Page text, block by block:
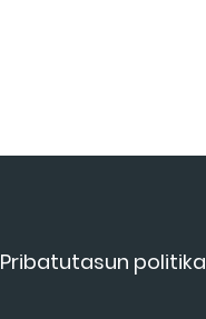
Pribatutasun politika